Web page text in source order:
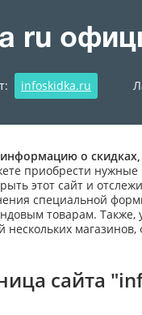
ru
infoskidka.ru
информацию о скидках,
приобрести
этот сайт и
специальной
товарам. Также,
нескольких
сайта